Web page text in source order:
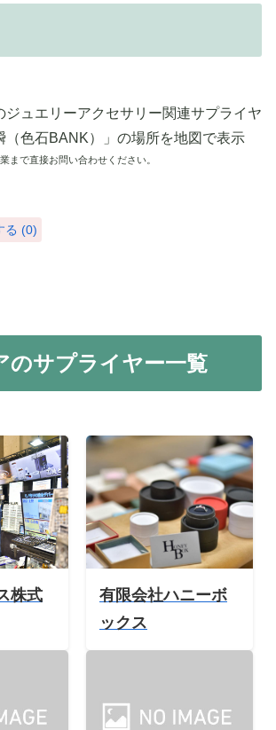
まで直接お問い合わせください。
る (0)
のサプライヤー一覧
株式
有限会社ハニーボ
ックス